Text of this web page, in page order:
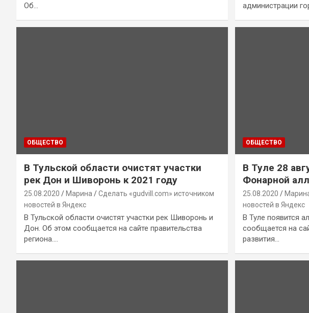
Об…
администрации
ОБЩЕСТВО
В Тульской области очистят участки
рек Дон и Шиворонь к 2021 году
25.08.2020 Марина
Сделать «gudvill.com» источником
новостей в Яндекс
В Тульской области очистят участки рек Шиворонь и
Дон. Об этом сообщается на сайте правительства
региона.…
ОБЩЕСТВО
В Туле 28
Фонарной
25.08.2020
новостей в Яндекс
В Туле появится
сообщается на
развития…